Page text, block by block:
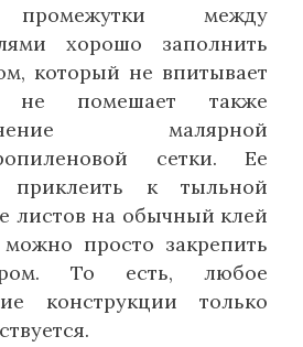
между
хорошо заполнить
который не впитывает
не помешает также
малярной
сетки. Ее
приклеить к тыльной
листов на обычный клей
просто закрепить
То есть, любое
конструкции только